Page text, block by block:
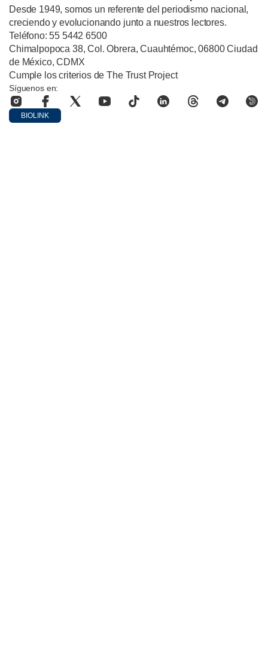
Desde 1949, somos un referente del periodismo nacional,
creciendo y evolucionando junto a nuestros lectores.
Teléfono: 55 5442 6500
Chimalpopoca 38, Col. Obrera, Cuauhtémoc, 06800 Ciudad
de México, CDMX
Cumple los criterios de The Trust Project
Síguenos en:
BIOLINK